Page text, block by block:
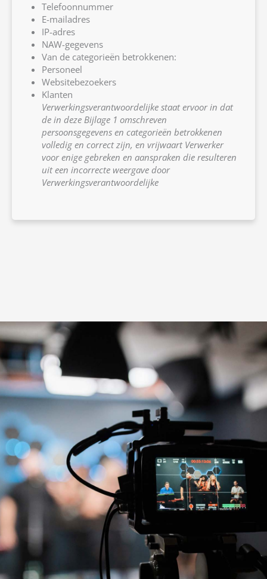
Telefoonnummer
E-mailadres
IP-adres
NAW-gegevens
Van de categorieën betrokkenen:
Personeel
Websitebezoekers
Klanten
Verwerkingsverantwoordelijke staat ervoor in dat
de in deze Bijlage 1 omschreven
persoonsgegevens en categorieën betrokkenen
volledig en correct zijn, en vrijwaart Verwerker
voor enige gebreken en aanspraken die resulteren
uit een incorrecte weergave door
Verwerkingsverantwoordelijke